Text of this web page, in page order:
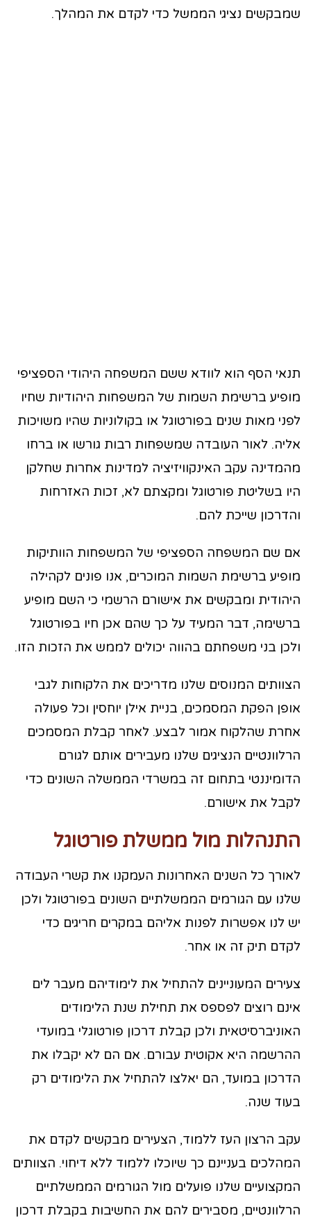
שמבקשים נציגי הממשל כדי לקדם את המהלך.
תנאי הסף הוא לוודא ששם המשפחה היהודי הספציפי
מופיע ברשימת השמות של המשפחות היהודיות שחיו
לפני מאות שנים בפורטוגל או בקולוניות שהיו משויכות
אליה. לאור העובדה שמשפחות רבות גורשו או ברחו
מהמדינה עקב האינקוויזיציה למדינות אחרות שחלקן
היו בשליטת פורטוגל ומקצתם לא, זכות האזרחות
והדרכון שייכת להם.
אם שם המשפחה הספציפי של המשפחות הוותיקות
מופיע ברשימת השמות המוכרים, אנו פונים לקהילה
היהודית ומבקשים את אישורם הרשמי כי השם מופיע
ברשימה, דבר המעיד על כך שהם אכן חיו בפורטוגל
ולכן בני משפחתם בהווה יכולים לממש את הזכות הזו.
הצוותים המנוסים שלנו מדריכים את הלקוחות לגבי
אופן הפקת המסמכים, בניית אילן יוחסין וכל פעולה
אחרת שהלקוח אמור לבצע. לאחר קבלת המסמכים
הרלוונטיים הנציגים שלנו מעבירים אותם לגורם
הדומיננטי בתחום זה במשרדי הממשלה השונים כדי
לקבל את אישורם.
התנהלות מול ממשלת פורטוגל
לאורך כל השנים האחרונות העמקנו את קשרי העבודה
שלנו עם הגורמים הממשלתיים השונים בפורטוגל ולכן
יש לנו אפשרות לפנות אליהם במקרים חריגים כדי
לקדם תיק זה או אחר.
צעירים המעוניינים להתחיל את לימודיהם מעבר לים
אינם רוצים לפספס את תחילת שנת הלימודים
האוניברסיטאית ולכן קבלת דרכון פורטוגלי במועדי
ההרשמה היא אקוטית עבורם. אם הם לא יקבלו את
הדרכון במועד, הם יאלצו להתחיל את הלימודים רק
בעוד שנה.
עקב הרצון העז ללמוד, הצעירים מבקשים לקדם את
המהלכים בעניינם כך שיוכלו ללמוד ללא דיחוי. הצוותים
המקצועיים שלנו פועלים מול הגורמים הממשלתיים
הרלוונטיים, מסבירים להם את החשיבות בקבלת דרכון